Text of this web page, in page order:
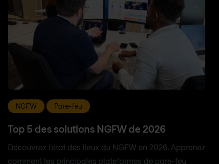
NGFW Pare-feu
Top 5 des solutions NGFW de 2026
Découvrez l'état des lieux du NGFW en 2026. Apprenez
comment les principales plateformes de pare-feu